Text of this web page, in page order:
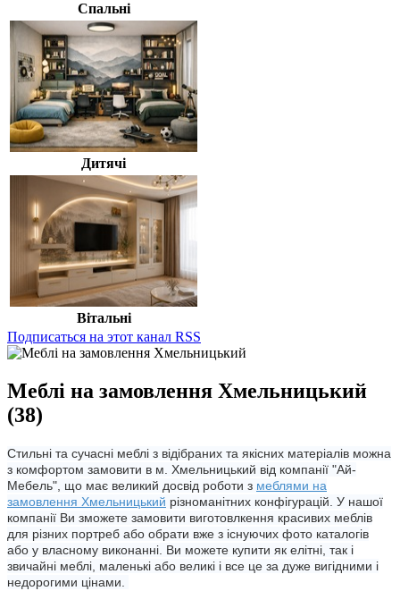
Спальні
Дитячі
Вітальні
Подписаться на этот канал RSS
Меблі на замовлення Хмельницький
(38)
Стильні та сучасні меблі з відібраних та якісних матеріалів можна
з комфортом замовити в м. Хмельницький від компанії "Ай-
Мебель", що має великий досвід роботи з меблями на
замовлення Хмельницький різноманітних конфігурацій. У нашої
компанії Ви зможете замовити виготовлкення красивих меблів
для різних портреб або обрати вже з існуючих фото каталогів
або у власному виконанні. Ви можете купити як елітні, так і
звичайні меблі, маленькі або великі і все це за дуже вигідними і
недорогими цінами.